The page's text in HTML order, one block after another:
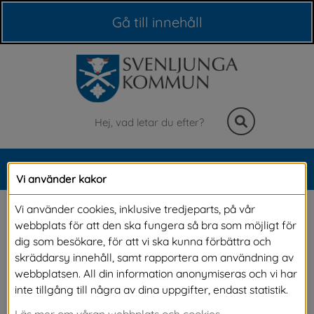
Gå till innehåll
Sök
Meny
Revisorer
De förtroendevalda revisorerna granskar varje
år hur kommunen fungerar, hur ekonomin
hanteras och om verksamheten följer regler
Vi använder kakor
Vi använder cookies, inklusive tredjeparts, på vår
webbplats för att den ska fungera så bra som möjligt för
dig som besökare, för att vi ska kunna förbättra och
skräddarsy innehåll, samt rapportera om användning av
webbplatsen. All din information anonymiseras och vi har
inte tillgång till några av dina uppgifter, endast statistik.